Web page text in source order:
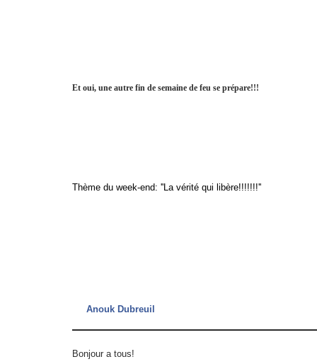
Et oui, une autre fin de semaine de feu se prépare!!!
Thème du week-end: ''La vérité qui libère!!!!!!!''
Anouk Dubreuil
Bonjour a tous!